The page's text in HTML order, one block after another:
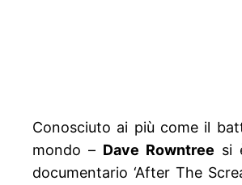
Conosciuto ai più come il
mondo – Dave Rowntree si
documentario ‘After The